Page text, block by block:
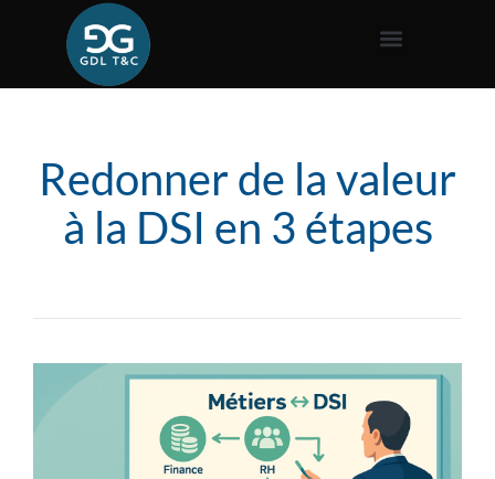
Redonner de la valeur
à la DSI en 3 étapes